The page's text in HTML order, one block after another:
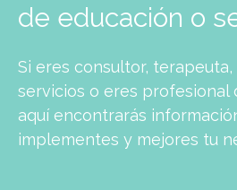
de educación o
Si eres consultor,
servicios o eres profesional
aquí encontrarás
implementes y mejores tu